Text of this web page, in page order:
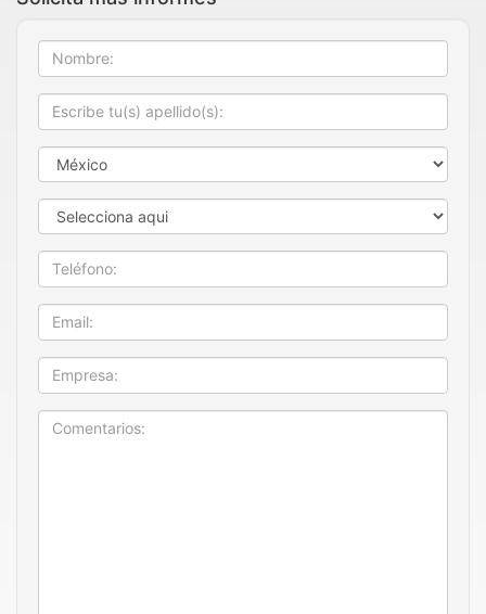
Nombre
Apellido
País
Estado
Teléfono
Email
Empresa